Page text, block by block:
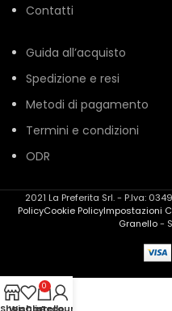
Contatti
Guida all’acquisto
Spedizione e resi
Metodi di pagamento
Termini e condizioni
ODR
2021 La Preferita Srl. - P.Iva:
PolicyCookie PolicyImpostazioni
Granello-
0